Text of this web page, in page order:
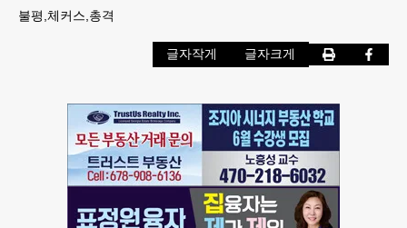
불평,체커스,총격
글자작게 글자크게